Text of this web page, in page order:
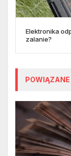
Elektronika
zalanie?